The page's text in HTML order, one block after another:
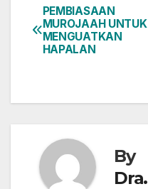
Post
navigation
PEMBIASAAN
MUROJAAH UNTUK
MENGUATKAN
HAPALAN
By